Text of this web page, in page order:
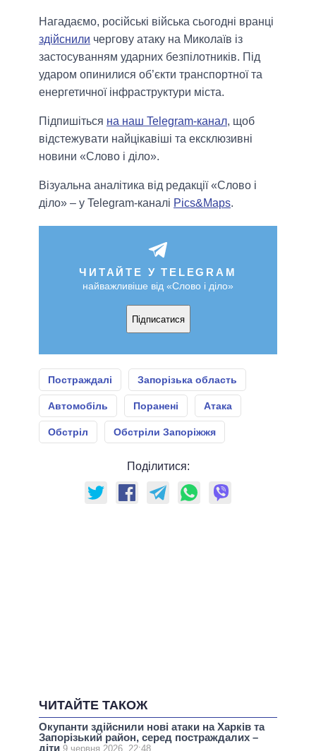
Нагадаємо, російські війська сьогодні вранці
здійснили чергову атаку на Миколаїв із
застосуванням ударних безпілотників. Під
ударом опинилися об’єкти транспортної та
енергетичної інфраструктури міста.
Підпишіться на наш Telegram-канал, щоб
відстежувати найцікавіші та ексклюзивні
новини «Слово і діло».
Візуальна аналітика від редакції «Слово і
діло» – у Telegram-каналі Pics&Maps.
ЧИТАЙТЕ У TELEGRAM
найважливіше від «Слово і діло»
Підписатися
Постраждалі Запорізька область
Автомобіль Поранені Атака
Обстріл Обстріли Запоріжжя
Поділитися:
ЧИТАЙТЕ ТАКОЖ
Окупанти здійснили нові атаки на Харків та
Запорізький район, серед постраждалих –
діти 9 червня 2026, 22:48